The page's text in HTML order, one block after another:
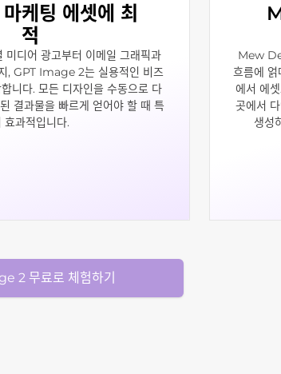
케팅 에셋에 최
적
미디어 광고부터 이메일 그래픽과
, GPT Image 2는 실용적인 비즈
니다. 모든 디자인을 수동으로 다
결과물을 빠르게 얻어야 할 때 특
효과적입니다.
Mew
흐름에 얽
에서 에
곳에서
생성
2 무료로 체험하기